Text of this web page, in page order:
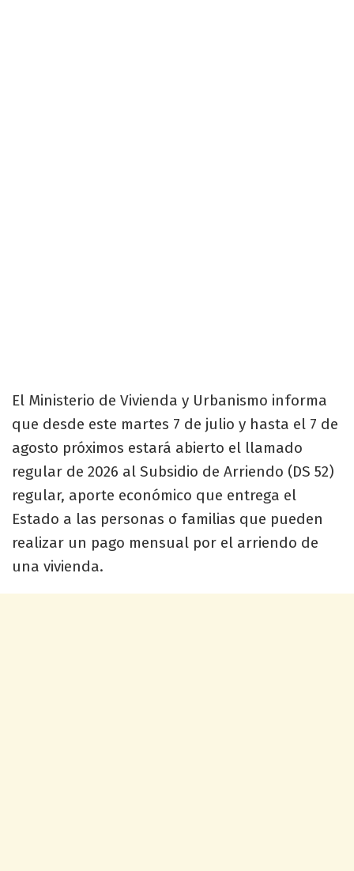
El Ministerio de Vivienda y Urbanismo informa
que desde este martes 7 de julio y hasta el 7 de
agosto próximos estará abierto el llamado
regular de 2026 al Subsidio de Arriendo (DS 52)
regular, aporte económico que entrega el
Estado a las personas o familias que pueden
realizar un pago mensual por el arriendo de
una vivienda.